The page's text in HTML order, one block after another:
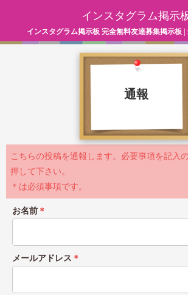
インスタグラム掲示
インスタグラム掲示板 完全無料友達募集掲示板
通報
こちらの投稿を通報します。必要事項を記入
押して下さい。
＊は必須事項です。
お名前 ＊
メールアドレス ＊